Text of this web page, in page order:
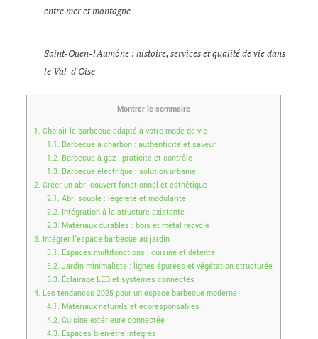
entre mer et montagne
Saint-Ouen-l'Aumône : histoire, services et qualité de vie dans
le Val-d'Oise
Montrer le sommaire
1. Choisir le barbecue adapté à votre mode de vie
1.1. Barbecue à charbon : authenticité et saveur
1.2. Barbecue à gaz : praticité et contrôle
1.3. Barbecue électrique : solution urbaine
2. Créer un abri couvert fonctionnel et esthétique
2.1. Abri souple : légèreté et modularité
2.2. Intégration à la structure existante
2.3. Matériaux durables : bois et métal recyclé
3. Intégrer l’espace barbecue au jardin
3.1. Espaces multifonctions : cuisine et détente
3.2. Jardin minimaliste : lignes épurées et végétation structurée
3.3. Éclairage LED et systèmes connectés
4. Les tendances 2025 pour un espace barbecue moderne
4.1. Matériaux naturels et écoresponsables
4.2. Cuisine extérieure connectée
4.3. Espaces bien-être intégrés